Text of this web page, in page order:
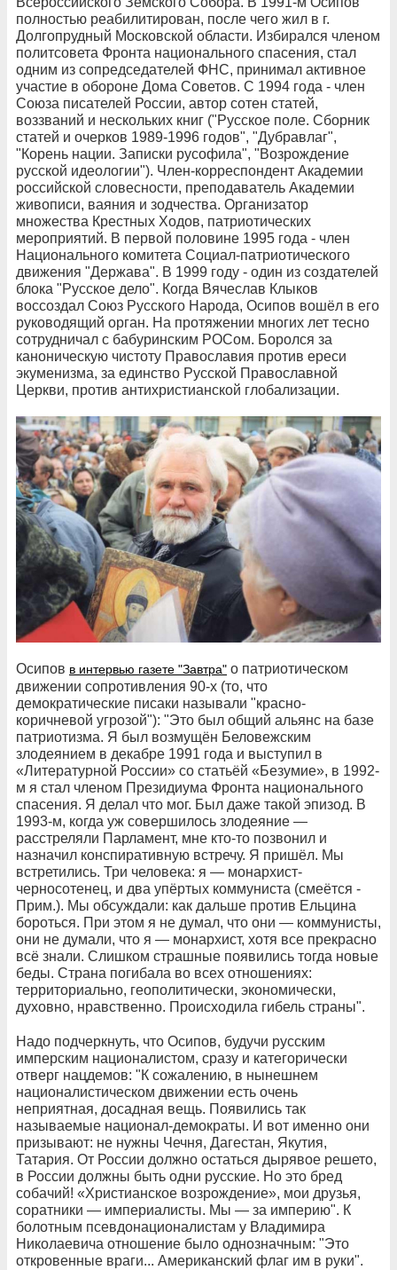
полностью реабилитирован, после чего жил в г.
Долгопрудный Московской области. Избирался членом
политсовета Фронта национального спасения, стал
одним из сопредседателей ФНС, принимал активное
участие в обороне Дома Советов. С 1994 года - член
Союза писателей России, автор сотен статей,
воззваний и нескольких книг ("Русское поле. Сборник
статей и очерков 1989-1996 годов", "Дубравлаг",
"Корень нации. Записки русофила", "Возрождение
русской идеологии"). Член-корреспондент Академии
российской словесности, преподаватель Академии
живописи, ваяния и зодчества. Организатор
множества Крестных Ходов, патриотических
мероприятий. В первой половине 1995 года - член
Национального комитета Социал-патриотического
движения "Держава". В 1999 году - один из создателей
блока "Русское дело". Когда Вячеслав Клыков
воссоздал Союз Русского Народа, Осипов вошёл в его
руководящий орган. На протяжении многих лет тесно
сотрудничал с бабуринским РОСом. Боролся за
каноническую чистоту Православия против ереси
экуменизма, за единство Русской Православной
Церкви, против антихристианской глобализации.
Осипов в интервью газете "Завтра" о патриотическом
движении сопротивления 90-х (то, что
демократические писаки называли "красно-
коричневой угрозой"): "Это был общий альянс на базе
патриотизма. Я был возмущён Беловежским
злодеянием в декабре 1991 года и выступил в
«Литературной России» со статьёй «Безумие», в 1992-
м я стал членом Президиума Фронта национального
спасения. Я делал что мог. Был даже такой эпизод. В
1993-м, когда уж совершилось злодеяние —
расстреляли Парламент, мне кто-то позвонил и
назначил конспиративную встречу. Я пришёл. Мы
встретились. Три человека: я — монархист-
черносотенец, и два упёртых коммуниста (смеётся -
Прим.). Мы обсуждали: как дальше против Ельцина
бороться. При этом я не думал, что они — коммунисты,
они не думали, что я — монархист, хотя все прекрасно
всё знали. Слишком страшные появились тогда новые
беды. Страна погибала во всех отношениях:
территориально, геополитически, экономически,
духовно, нравственно. Происходила гибель страны".
Надо подчеркнуть, что Осипов, будучи русским
имперским националистом, сразу и категорически
отверг нацдемов: "К сожалению, в нынешнем
националистическом движении есть очень
неприятная, досадная вещь. Появились так
называемые национал-демократы. И вот именно они
призывают: не нужны Чечня, Дагестан, Якутия,
Татария. От России должно остаться дырявое решето,
в России должны быть одни русские. Но это бред
собачий! «Христианское возрождение», мои друзья,
соратники — империалисты. Мы — за империю". К
болотным псевдонационалистам у Владимира
Николаевича отношение было однозначным: "Это
откровенные враги... Американский флаг им в руки".